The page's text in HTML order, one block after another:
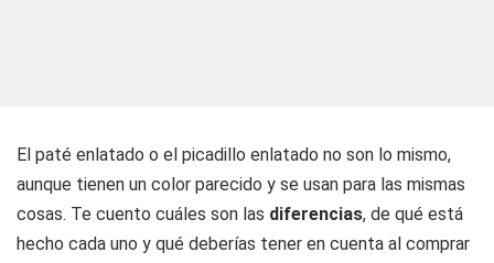
El paté enlatado o el picadillo enlatado no son lo mismo,
aunque tienen un color parecido y se usan para las mismas
cosas. Te cuento cuáles son las diferencias, de qué está
hecho cada uno y qué deberías tener en cuenta al comprar